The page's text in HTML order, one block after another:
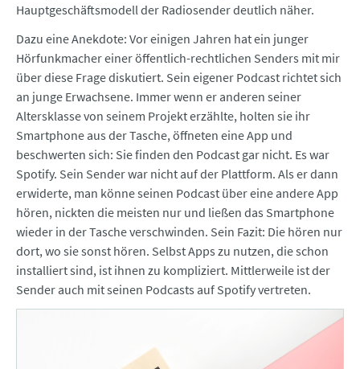
Hauptgeschäftsmodell der Radiosender deutlich näher.
Dazu eine Anekdote: Vor einigen Jahren hat ein junger
Hörfunkmacher einer öffentlich-rechtlichen Senders mit mir
über diese Frage diskutiert. Sein eigener Podcast richtet sich
an junge Erwachsene. Immer wenn er anderen seiner
Altersklasse von seinem Projekt erzählte, holten sie ihr
Smartphone aus der Tasche, öffneten eine App und
beschwerten sich: Sie finden den Podcast gar nicht. Es war
Spotify. Sein Sender war nicht auf der Plattform. Als er dann
erwiderte, man könne seinen Podcast über eine andere App
hören, nickten die meisten nur und ließen das Smartphone
wieder in der Tasche verschwinden. Sein Fazit: Die hören nur
dort, wo sie sonst hören. Selbst Apps zu nutzen, die schon
installiert sind, ist ihnen zu kompliziert. Mittlerweile ist der
Sender auch mit seinen Podcasts auf Spotify vertreten.